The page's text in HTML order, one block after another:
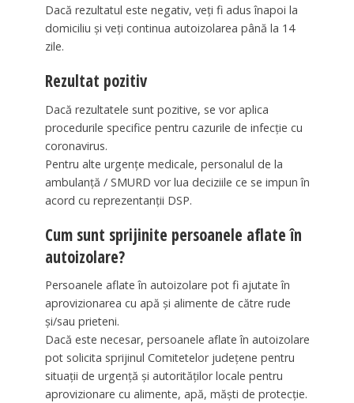
Dacă rezultatul este negativ, veţi fi adus înapoi la
domiciliu şi veţi continua autoizolarea până la 14
zile.
Rezultat pozitiv
Dacă rezultatele sunt pozitive, se vor aplica
procedurile specifice pentru cazurile de infecţie cu
coronavirus.
Pentru alte urgenţe medicale, personalul de la
ambulanţă / SMURD vor lua deciziile ce se impun în
acord cu reprezentanţii DSP.
Cum sunt sprijinite persoanele aflate în
autoizolare?
Persoanele aflate în autoizolare pot fi ajutate în
aprovizionarea cu apă şi alimente de către rude
şi/sau prieteni.
Dacă este necesar, persoanele aflate în autoizolare
pot solicita sprijinul Comitetelor judeţene pentru
situaţii de urgenţă şi autorităţilor locale pentru
aprovizionare cu alimente, apă, măşti de protecţie.